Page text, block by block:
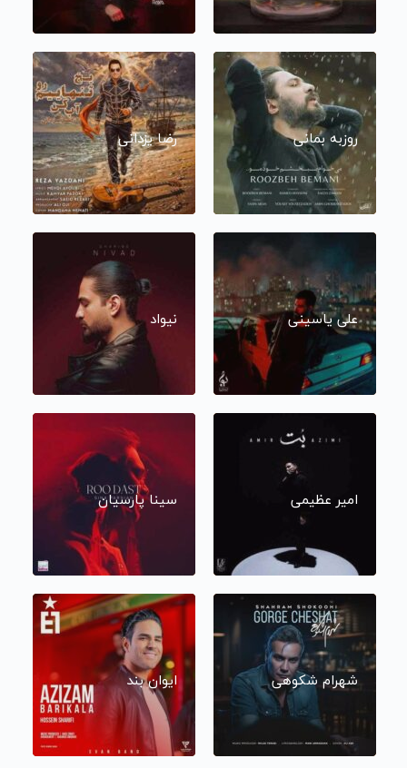
روزبه بمانی رضا یزدانی
علی یاسینی نیواد
امیر عظیمی سینا پارسیان
شهرام شکوهی ایوان بند